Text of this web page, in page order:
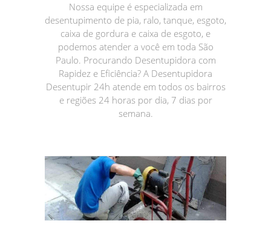
Nossa equipe é especializada em
desentupimento de pia, ralo, tanque, esgoto,
caixa de gordura e caixa de esgoto, e
podemos atender a você em toda São
Paulo. Procurando Desentupidora com
Rapidez e Eficiência? A Desentupidora
Desentupir 24h atende em todos os bairros
e regiões 24 horas por dia, 7 dias por
semana.